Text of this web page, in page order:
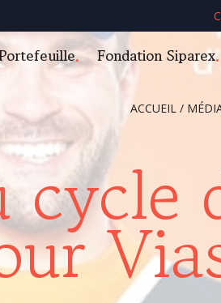
Fondation Siparex
ACCUEIL /
cycle